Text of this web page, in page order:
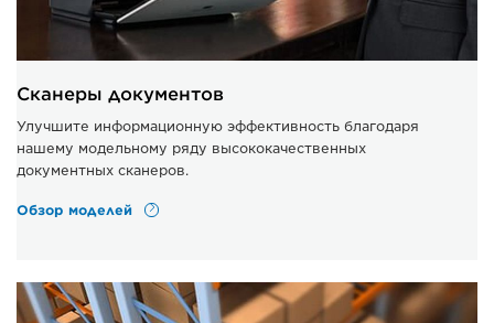
Сканеры документов
Улучшите информационную эффективность благодаря
нашему модельному ряду высококачественных
документных сканеров.
Обзор моделей